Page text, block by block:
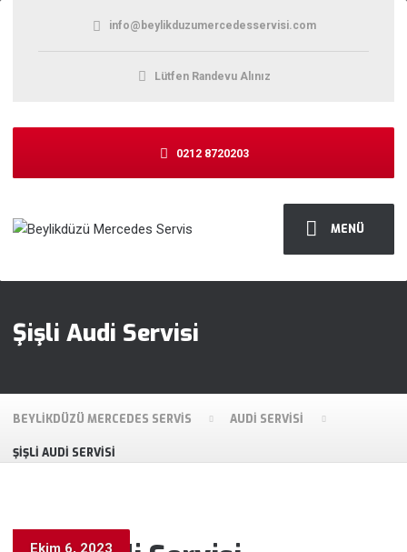
MENÜ
info@beylikduzumercedesservisi.com
Lütfen Randevu Alınız
0212 8720203
Şişli Audi Servisi
BEYLIKDÜZÜ MERCEDES SERVIS AUDI SERVISI
ŞIŞLI AUDI SERVISI
Ekim 6, 2023